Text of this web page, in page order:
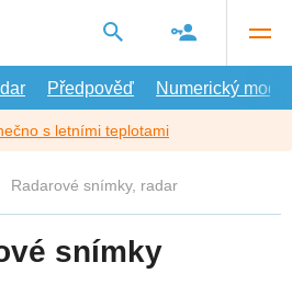
Předpověď Numerický model
s letními teplotami
Radarové snímky, radar
snímky